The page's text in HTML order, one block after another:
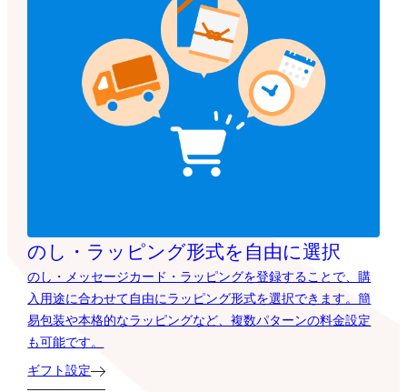
のし・ラッピング形式を自由に選択
のし・メッセージカード・ラッピングを登録することで、購
入用途に合わせて自由にラッピング形式を選択できます。簡
易包装や本格的なラッピングなど、複数パターンの料金設定
も可能です。
ギフト設定